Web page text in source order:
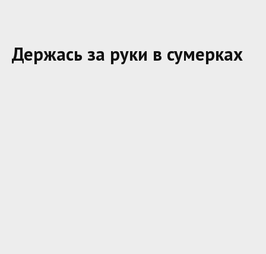
Держась за руки в сумерках